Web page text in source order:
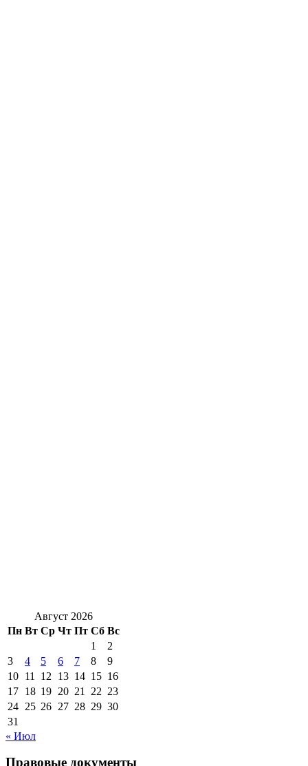
Август 2026
Пн Вт Ср Чт Пт Сб Вс
1
2
3
4 5 6 7 8
9
10 11 12 13 14 15 16
17 18 19 20 21 22 23
24 25 26 27 28 29 30
31
« Июл
Правовые документы